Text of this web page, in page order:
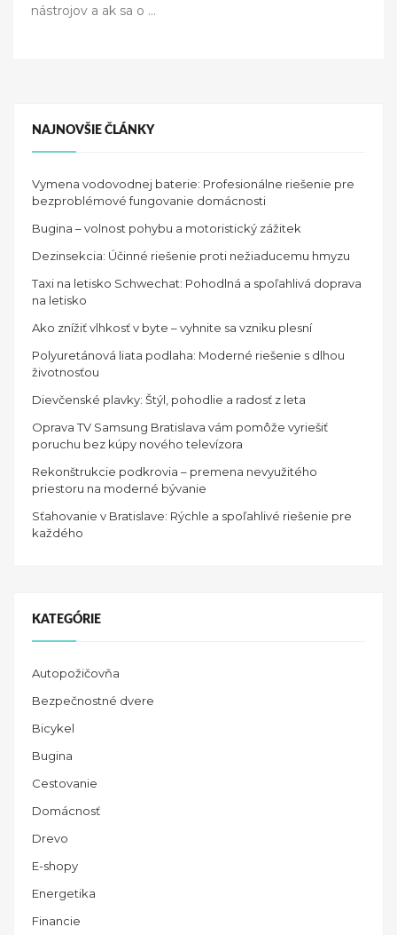
o
nástrojov a ak sa o …
NAJNOVŠIE ČLÁNKY
Vymena vodovodnej baterie: Profesionálne riešenie pre
bezproblémové fungovanie domácnosti
Bugina – volnost pohybu a motoristický zážitek
Dezinsekcia: Účinné riešenie proti nežiaducemu hmyzu
Taxi na letisko Schwechat: Pohodlná a spoľahlivá doprava
na letisko
Ako znížiť vlhkosť v byte – vyhnite sa vzniku plesní
Polyuretánová liata podlaha: Moderné riešenie s dlhou
životnosťou
Dievčenské plavky: Štýl, pohodlie a radosť z leta
Oprava TV Samsung Bratislava vám pomôže vyriešiť
poruchu bez kúpy nového televízora
Rekonštrukcie podkrovia – premena nevyužitého
priestoru na moderné bývanie
Sťahovanie v Bratislave: Rýchle a spoľahlivé riešenie pre
každého
KATEGÓRIE
Autopožičovňa
Bezpečnostné dvere
Bicykel
Bugina
Cestovanie
Domácnosť
Drevo
E-shopy
Energetika
Financie